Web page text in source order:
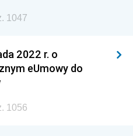
1047
2022 r. o
eUmowy do
1056